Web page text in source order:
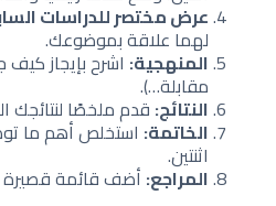
عرض مختصر للدراسات
لهما علاقة بموضوعك.
المنهجية:اشرح بإيجاز كيف
مقابلة…).
النتائج:قدم ملخصًا لنتائجك
الخاتمة:استخلص أهم ما
اثنتين.
المراجع:أضف قائمة قصيرة